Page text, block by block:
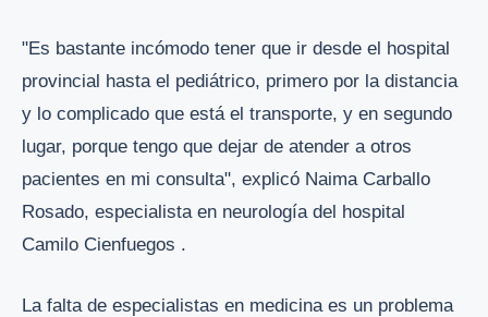
"Es bastante incómodo tener que ir desde el hospital
provincial hasta el pediátrico, primero por la distancia
y lo complicado que está el transporte, y en segundo
lugar, porque tengo que dejar de atender a otros
pacientes en mi consulta", explicó Naima Carballo
Rosado, especialista en neurología del hospital
Camilo Cienfuegos .
La falta de especialistas en medicina es un problema